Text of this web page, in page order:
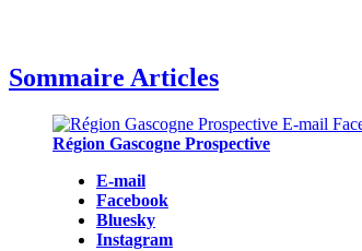
Sommaire Articles
Région Gascogne Prospective
E-mail
Facebook
Bluesky
Instagram